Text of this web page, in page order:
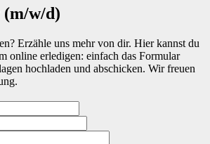
w/d)
Erzähle uns mehr von dir. Hier kannst du
online erledigen: einfach das Formular
hochladen und abschicken. Wir freuen